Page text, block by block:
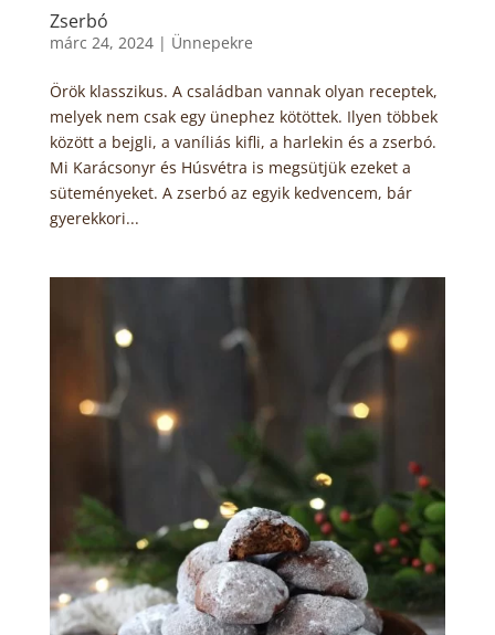
Zserbó
márc 24, 2024| Ünnepekre
Örök klasszikus. A családban vannak olyan receptek,
melyek nem csak egy ünephez kötöttek. Ilyen többek
között a bejgli, a vaníliás kifli, a harlekin és a zserbó.
Mi Karácsonyr és Húsvétra is megsütjük ezeket a
süteményeket. A zserbó az egyik kedvencem, bár
gyerekkori...